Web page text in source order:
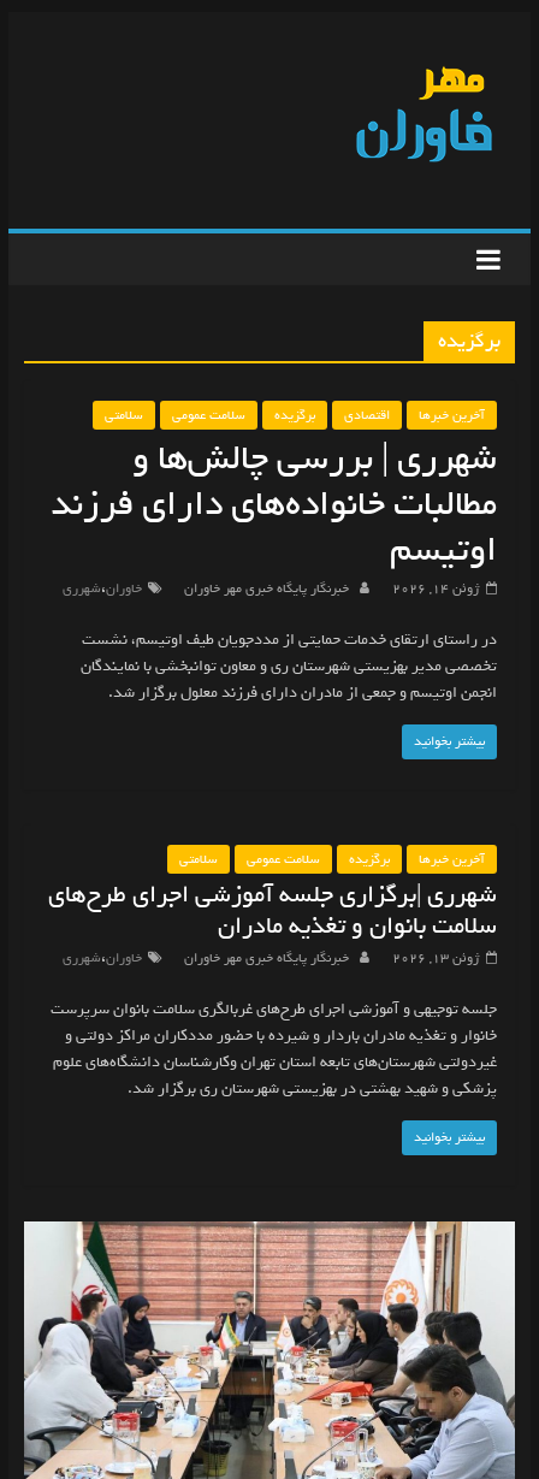
برگزیده
آخرین خبرها اقتصادی برگزیده سلامت عمومی سلامتی
شهرری | بررسی چالش‌ها و
مطالبات خانواده‌های دارای فرزند
اوتیسم
ژوئن 14, 2026 خبرنگار پایگاه خبری مهر خاوران خاوران،شهرری
در راستای ارتقای خدمات حمایتی از مددجویان طیف اوتیسم، نشست
تخصصی مدیر بهزیستی شهرستان ری و معاون توانبخشی با نمایندگان
انجمن اوتیسم و جمعی از مادران دارای فرزند معلول برگزار شد.
بیشتر بخوانید
آخرین خبرها برگزیده سلامت عمومی سلامتی
شهرری |برگزاری جلسه آموزشی اجرای طرح‌های
سلامت بانوان و تغذیه مادران
ژوئن 13, 2026 خبرنگار پایگاه خبری مهر خاوران خاوران،شهرری
جلسه توجیهی و آموزشی اجرای طرح‌های غربالگری سلامت بانوان سرپرست
خانوار و تغذیه مادران باردار و شیرده با حضور مددکاران مراکز دولتی و
غیردولتی شهرستان‌های تابعه استان تهران وکارشناسان دانشگاه‌های علوم
پزشکی و شهید بهشتی در بهزیستی شهرستان ری برگزار شد.
بیشتر بخوانید